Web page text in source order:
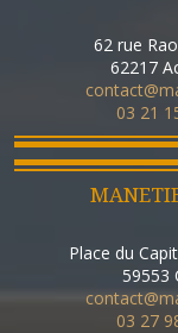
62 rue
62217
03 21
Place du
59553
03 27